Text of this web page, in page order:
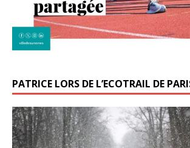
PATRICE LORS DE L’ECOTRAIL DE